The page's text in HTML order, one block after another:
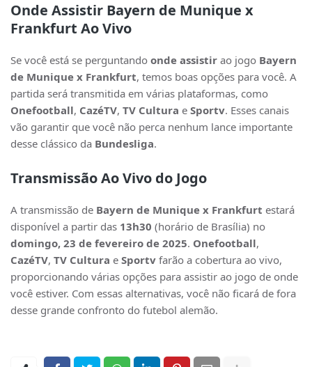
Onde Assistir Bayern de Munique x
Frankfurt Ao Vivo
Se você está se perguntando onde assistir ao jogo Bayern
de Munique x Frankfurt, temos boas opções para você. A
partida será transmitida em várias plataformas, como
Onefootball, CazéTV, TV Cultura e Sportv. Esses canais
vão garantir que você não perca nenhum lance importante
desse clássico da Bundesliga.
Transmissão Ao Vivo do Jogo
A transmissão de Bayern de Munique x Frankfurt estará
disponível a partir das 13h30 (horário de Brasília) no
domingo, 23 de fevereiro de 2025. Onefootball,
CazéTV, TV Cultura e Sportv farão a cobertura ao vivo,
proporcionando várias opções para assistir ao jogo de onde
você estiver. Com essas alternativas, você não ficará de fora
desse grande confronto do futebol alemão.